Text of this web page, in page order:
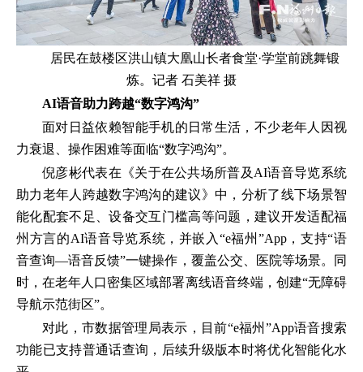
居民在鼓楼区洪山镇大凰山长者食堂·学堂前跳舞锻
炼。记者 石美祥 摄
AI语音助力跨越“数字鸿沟”
面对日益依赖智能手机的日常生活，不少老年人因视
力衰退、操作困难等面临“数字鸿沟”。
倪彦彬代表在《关于在公共场所普及AI语音导览系统
助力老年人跨越数字鸿沟的建议》中，分析了线下场景智
能化配套不足、设备交互门槛高等问题，建议开发适配福
州方言的AI语音导览系统，并嵌入“e福州”App，支持“语
音查询—语音反馈”一键操作，覆盖公交、医院等场景。同
时，在老年人口密集区域部署离线语音终端，创建“无障碍
导航示范街区”。
对此，市数据管理局表示，目前“e福州”App语音搜索
功能已支持普通话查询，后续升级版本时将优化智能化水